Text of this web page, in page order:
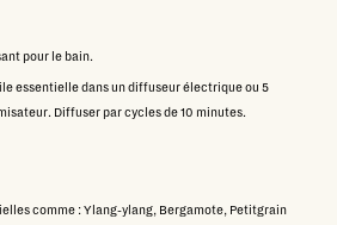
pour le bain.
essentielle dans un diffuseur électrique ou 5
Diffuser par cycles de 10 minutes.
comme : Ylang-ylang, Bergamote, Petitgrain